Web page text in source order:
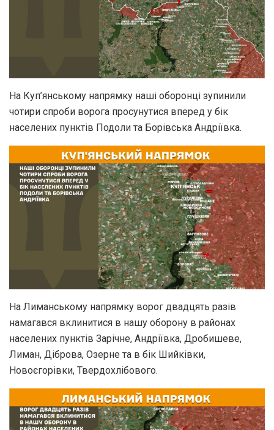
На Куп’янському напрямку наші оборонці зупинили
чотири спроби ворога просунутися вперед у бік
населених пунктів Подоли та Борівська Андріївка.
На Лиманському напрямку ворог двадцять разів
намагався вклинитися в нашу оборону в районах
населених пунктів Зарічне, Андріївка, Дробишеве,
Лиман, Діброва, Озерне та в бік Шийківки,
Новоєгорівки, Твердохлібового.